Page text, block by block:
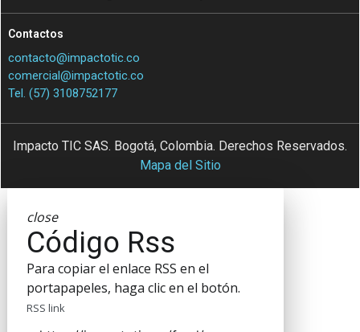
Contactos
contacto@impactotic.co
comercial@impactotic.co
Tel. (57) 3108752177
Impacto TIC SAS. Bogotá, Colombia. Derechos Reservados.
Mapa del Sitio
close
Código Rss
Para copiar el enlace RSS en el
portapapeles, haga clic en el botón.
RSS link